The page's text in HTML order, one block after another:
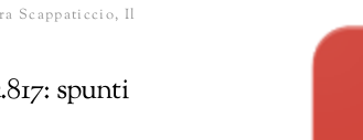
Scappaticcio, Il
spunti